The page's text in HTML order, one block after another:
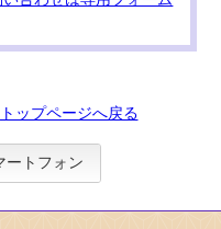
トップページへ戻る
ートフォン